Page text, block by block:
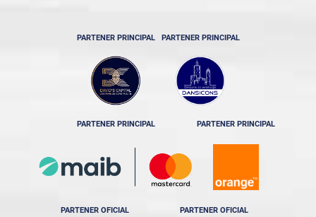
PARTENER PRINCIPAL PARTENER PRINCIPAL
PARTENER PRINCIPAL PARTENER PRINCIPAL
PARTENER OFICIAL PARTENER OFICIAL